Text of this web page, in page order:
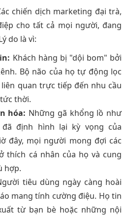
chiến dịch marketing đại trà,
cho tất cả mọi người, đang
do là vì:
Khách hàng bị "dội bom" bởi
Bộ não của họ tự động lọc
quan trực tiếp đến nhu cầu
thời.
hóa: Những gã khổng lồ như
đã định hình lại kỳ vọng của
đây, mọi người mong đợi các
thích cá nhân của họ và cung
hợp.
tiêu dùng ngày càng hoài
mang tính cường điệu. Họ tin
từ bạn bè hoặc những nội